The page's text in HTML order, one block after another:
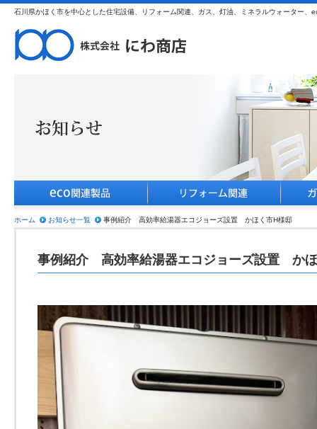
石川県かほく市を中心とした住宅設備、リフォーム関連、ガス、灯油、ミネラルウォーター、
ホーム お知らせ一覧 事例紹介 高効率給湯器エコジョーズ設置 かほく市H様邸
事例紹介 高効率給湯器エコジョーズ設置 か